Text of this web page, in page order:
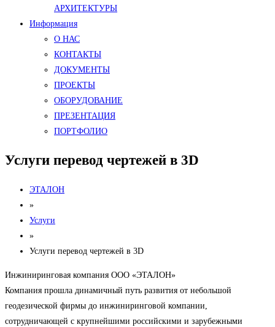
АРХИТЕКТУРЫ
Информация
О НАС
КОНТАКТЫ
ДОКУМЕНТЫ
ПРОЕКТЫ
ОБОРУДОВАНИЕ
ПРЕЗЕНТАЦИЯ
ПОРТФОЛИО
Услуги перевод чертежей в 3D
ЭТАЛОН
»
Услуги
»
Услуги перевод чертежей в 3D
Инжиниринговая компания ООО «ЭТАЛОН»
Компания прошла динамичный путь развития от небольшой
геодезической фирмы до инжиниринговой компании,
сотрудничающей с крупнейшими российскими и зарубежными